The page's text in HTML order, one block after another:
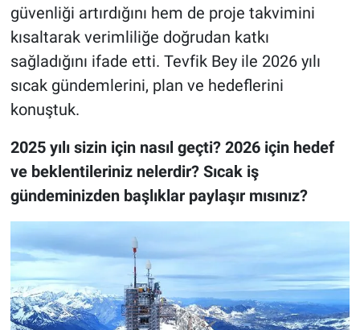
güvenliği artırdığını hem de proje takvimini
kısaltarak verimliliğe doğrudan katkı
sağladığını ifade etti. Tevfik Bey ile 2026 yılı
sıcak gündemlerini, plan ve hedeflerini
konuştuk.
2025 yılı sizin için nasıl geçti? 2026 için hedef
ve beklentileriniz nelerdir? Sıcak iş
gündeminizden başlıklar paylaşır mısınız?